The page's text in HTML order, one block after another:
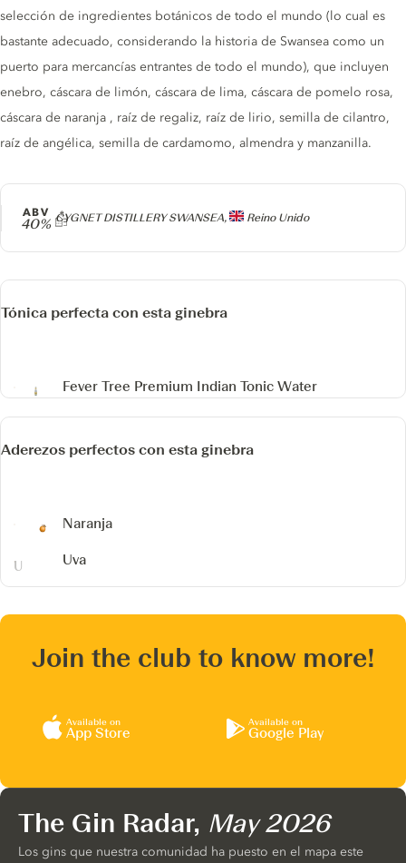
Producer
CYGNET DISTILLERY SWANSEA, Reino Unido
ABV
40%
selección de ingredientes botánicos de todo el mundo (lo cual es
bastante adecuado, considerando la historia de Swansea como un
puerto para mercancías entrantes de todo el mundo), que incluyen
enebro, cáscara de limón, cáscara de lima, cáscara de pomelo rosa,
cáscara de naranja , raíz de regaliz, raíz de lirio, semilla de cilantro,
raíz de angélica, semilla de cardamomo, almendra y manzanilla.
Tónica perfecta con esta ginebra
Fever Tree Premium Indian Tonic Water
Aderezos perfectos con esta ginebra
Naranja
Uva
Join the club to know more!
Available on
App Store
Available on
Google Play
The Gin Radar, May 2026
Los gins que nuestra comunidad ha puesto en el mapa este